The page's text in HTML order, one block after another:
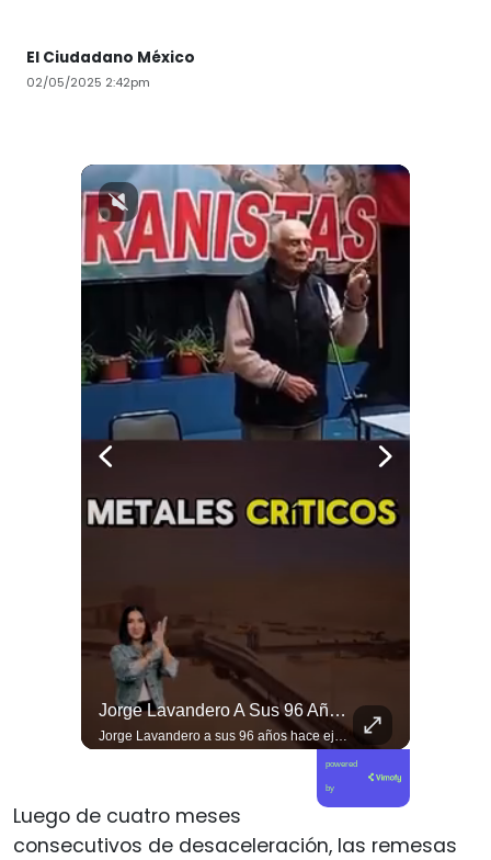
El Ciudadano México
02/05/2025 2:42pm
Jorge Lavandero A Sus 96 Años Hace Ejercicio De Memoria Que Debería Ser Enseñado En Todas Las Escuelas De #chile Para Frenar El Saqueo.
Jorge Lavandero a sus 96 años hace ejercicio de memoria que debería ser enseñado en todas las escuelas de #chile para frenar el saqueo. #cobre #cooper
powered
by
Luego de cuatro meses
consecutivos de desaceleración, las remesas